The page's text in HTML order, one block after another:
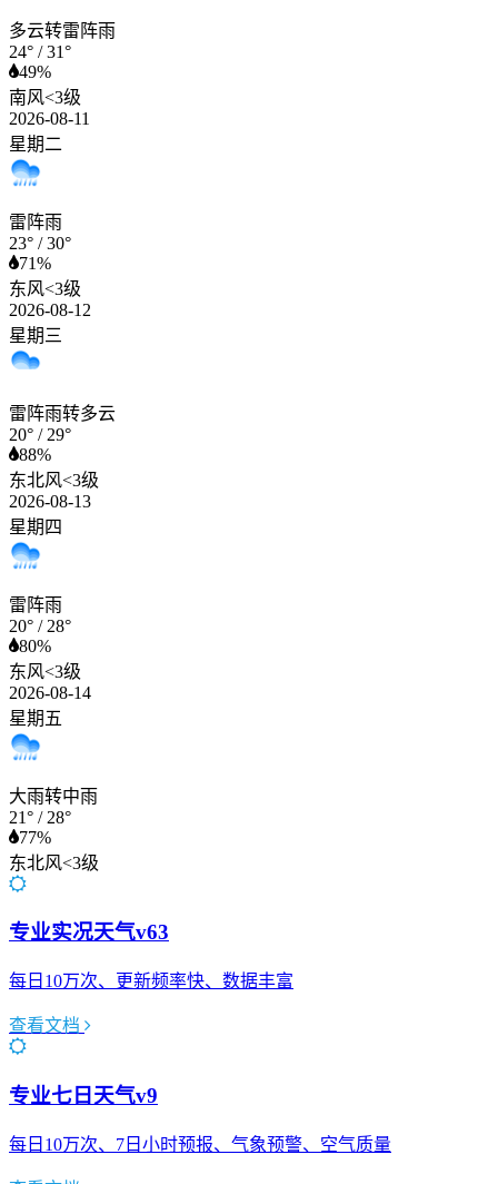
多云转雷阵雨
24° / 31°
49%
南风<3级
2026-08-11
星期二
雷阵雨
23° / 30°
71%
东风<3级
2026-08-12
星期三
雷阵雨转多云
20° / 29°
88%
东北风<3级
2026-08-13
星期四
雷阵雨
20° / 28°
80%
东风<3级
2026-08-14
星期五
大雨转中雨
21° / 28°
77%
东北风<3级
专业实况天气v63
每日10万次、更新频率快、数据丰富
查看文档
专业七日天气v9
每日10万次、7日小时预报、气象预警、空气质量